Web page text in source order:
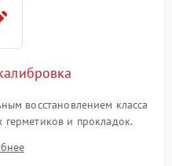
восстановлением класса
и прокладок.
по эталонному
измерения температур.